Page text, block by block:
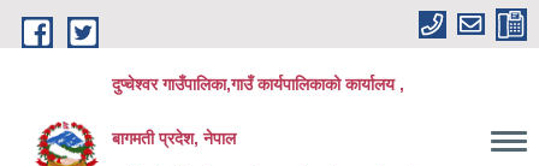
Skip to main content
दुप्चेश्वर गाउँपालिका,गाउँ कार्यपालिकाको कार्यालय ,
बागमती प्रदेश, नेपाल